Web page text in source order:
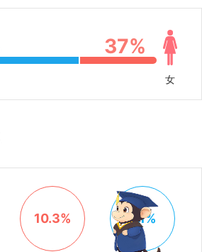
37%
女
10.3% 2.1%